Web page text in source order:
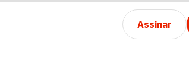
Assinar